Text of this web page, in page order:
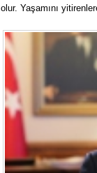
olur. Yaşamını